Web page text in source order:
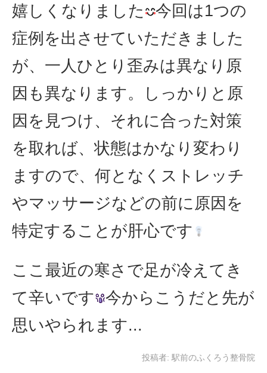
嬉しくなりました
今回は1つの
症例を出させていただきました
が、一人ひとり歪みは異なり原
因も異なります。しっかりと原
因を見つけ、それに合った対策
を取れば、状態はかなり変わり
ますので、何となくストレッチ
やマッサージなどの前に原因を
特定することが肝心です
ここ最近の寒さで足が冷えてき
て辛いです
今からこうだと先が
思いやられます...
投稿者: 駅前のふくろう整骨院